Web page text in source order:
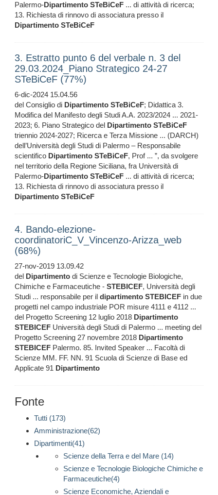
Palermo-Dipartimento STeBiCeF ... di attività di ricerca;
13. Richiesta di rinnovo di associatura presso il
Dipartimento STeBiCeF
3. Estratto punto 6 del verbale n. 3 del
29.03.2024_Piano Strategico 24-27
STeBiCeF (77%)
6-dic-2024 15.04.56
del Consiglio di Dipartimento STeBiCeF; Didattica 3.
Modifica del Manifesto degli Studi A.A. 2023/2024 ... 2021-
2023; 6. Piano Strategico del Dipartimento STeBiCeF
triennio 2024-2027; Ricerca e Terza Missione ... (DARCH)
dell’Università degli Studi di Palermo – Responsabile
scientifico Dipartimento STeBiCeF, Prof ... ”, da svolgere
nel territorio della Regione Siciliana, fra Università di
Palermo-Dipartimento STeBiCeF ... di attività di ricerca;
13. Richiesta di rinnovo di associatura presso il
Dipartimento STeBiCeF
4. Bando-elezione-
coordinatoriC_V_Vincenzo-Arizza_web
(68%)
27-nov-2019 13.09.42
del Dipartimento di Scienze e Tecnologie Biologiche,
Chimiche e Farmaceutiche - STEBICEF, Università degli
Studi ... responsabile per il dipartimento STEBICEF in due
progetti nel campo industriale POR misure 4111 e 4112 ...
del Progetto Screening 12 luglio 2018 Dipartimento
STEBICEF Università degli Studi di Palermo ... meeting del
Progetto Screening 27 novembre 2018 Dipartimento
STEBICEF Palermo. 85. Invited Speaker ... Facoltà di
Scienze MM. FF. NN. 91 Scuola di Scienze di Base ed
Applicate 91 Dipartimento
Fonte
Tutti (173)
Amministrazione(62)
Dipartimenti(41)
Scienze della Terra e del Mare (14)
Scienze e Tecnologie Biologiche Chimiche e
Farmaceutiche(4)
Scienze Economiche, Aziendali e